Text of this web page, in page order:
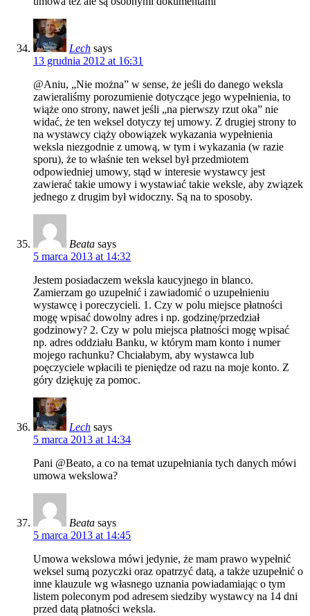
Lech says
13 grudnia 2012 at 16:31
@Aniu, „Nie można” w sense, że jeśli do danego weksla
zawieraliśmy porozumienie dotyczące jego wypełnienia, to
wiąże ono strony, nawet jeśli „na pierwszy rzut oka” nie
widać, że ten weksel dotyczy tej umowy. Z drugiej strony to
na wystawcy ciąży obowiązek wykazania wypełnienia
weksla niezgodnie z umową, w tym i wykazania (w razie
sporu), że to właśnie ten weksel był przedmiotem
odpowiedniej umowy, stąd w interesie wystawcy jest
zawierać takie umowy i wystawiać takie weksle, aby związek
jednego z drugim był widoczny. Są na to sposoby.
Beata says
5 marca 2013 at 14:32
Jestem posiadaczem weksla kaucyjnego in blanco.
Zamierzam go uzupełnić i zawiadomić o uzupełnieniu
wystawcę i poreczycieli. 1. Czy w polu miejsce płatności
mogę wpisać dowolny adres i np. godzinę/przedział
godzinowy? 2. Czy w polu miejsca płatności mogę wpisać
np. adres oddziału Banku, w którym mam konto i numer
mojego rachunku? Chciałabym, aby wystawca lub
poęczyciele wpłacili te pieniędze od razu na moje konto. Z
góry dziękuję za pomoc.
Lech says
5 marca 2013 at 14:34
Pani @Beato, a co na temat uzupełniania tych danych mówi
umowa wekslowa?
Beata says
5 marca 2013 at 14:45
Umowa wekslowa mówi jedynie, że mam prawo wypełnić
weksel sumą pozyczki oraz opatrzyć datą, a także uzupełnić o
inne klauzule wg własnego uznania powiadamiając o tym
listem poleconym pod adresem siedziby wystawcy na 14 dni
przed datą płatności weksla.